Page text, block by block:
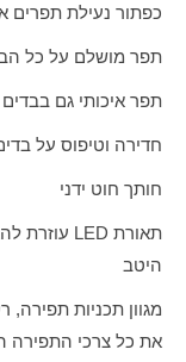
כפתור נעילת תפרים
תפר מושלם על כל
תפר איכותי גם
חדירה וטיפוס על
חותך חוט ידני
תאורת LED עוזרת
היטב
מגוון תכניות
את כל צרכי התפירה